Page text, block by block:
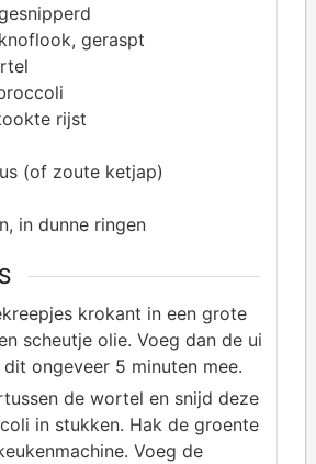
geraspt
rijst
(of zoute ketjap)
in dunne ringen
krokant in een grote
scheutje olie. Voeg dan de ui
ongeveer 5 minuten mee.
de wortel en snijd deze
in stukken. Hak de groente
Voeg de